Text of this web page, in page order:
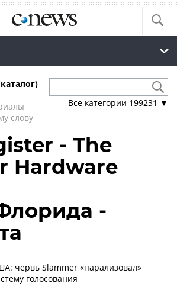
слову
Все категории 199231 ▼
- The
Hardware
-
червь Slammer «парализовал»
голосования